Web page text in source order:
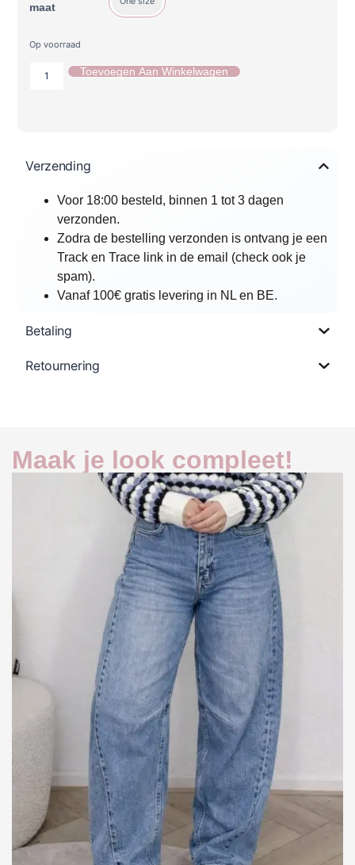
maat
Op voorraad
Toevoegen Aan Winkelwagen
Verzending
Voor 18:00 besteld, binnen 1 tot 3 dagen
verzonden.
Zodra de bestelling verzonden is ontvang je een
Track en Trace link in de email (check ook je
spam).
Vanaf 100€ gratis levering in NL en BE.
Betaling
Retournering
Maak je look compleet!